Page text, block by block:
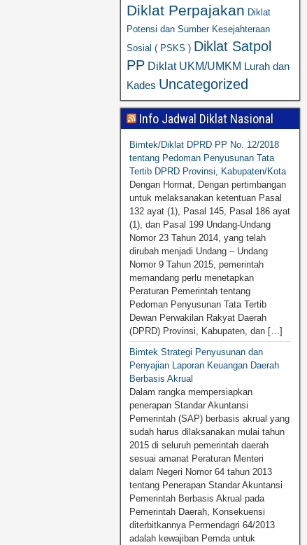
Diklat Perpajakan Diklat
Potensi dan Sumber Kesejahteraan
Sosial ( PSKS ) Diklat Satpol
PP Diklat UKM/UMKM Lurah dan
Kades Uncategorized
Info Jadwal Diklat Nasional
Bimtek/Diklat DPRD PP No. 12/2018
tentang Pedoman Penyusunan Tata
Tertib DPRD Provinsi, Kabupaten/Kota
Dengan Hormat, Dengan pertimbangan
untuk melaksanakan ketentuan Pasal
132 ayat (1), Pasal 145, Pasal 186 ayat
(1), dan Pasal 199 Undang-Undang
Nomor 23 Tahun 2014, yang telah
dirubah menjadi Undang – Undang
Nomor 9 Tahun 2015, pemerintah
memandang perlu menetapkan
Peraturan Pemerintah tentang
Pedoman Penyusunan Tata Tertib
Dewan Perwakilan Rakyat Daerah
(DPRD) Provinsi, Kabupaten, dan […]
Bimtek Strategi Penyusunan dan
Penyajian Laporan Keuangan Daerah
Berbasis Akrual
Dalam rangka mempersiapkan
penerapan Standar Akuntansi
Pemerintah (SAP) berbasis akrual yang
sudah harus dilaksanakan mulai tahun
2015 di seluruh pemerintah daerah
sesuai amanat Peraturan Menteri
dalam Negeri Nomor 64 tahun 2013
tentang Penerapan Standar Akuntansi
Pemerintah Berbasis Akrual pada
Pemerintah Daerah, Konsekuensi
diterbitkannya Permendagri 64/2013
adalah kewajiban Pemda untuk